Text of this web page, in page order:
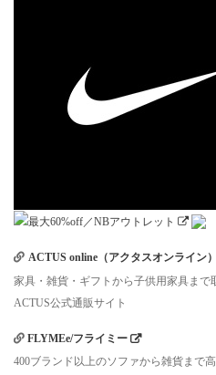
ACTUS online（アクタスオンライン）
家具・雑貨・ギフトから子供用家具まで
ACTUS公式通販サイト
FLYMEe/フライミー
400ブランド以上のソファから雑貨まで